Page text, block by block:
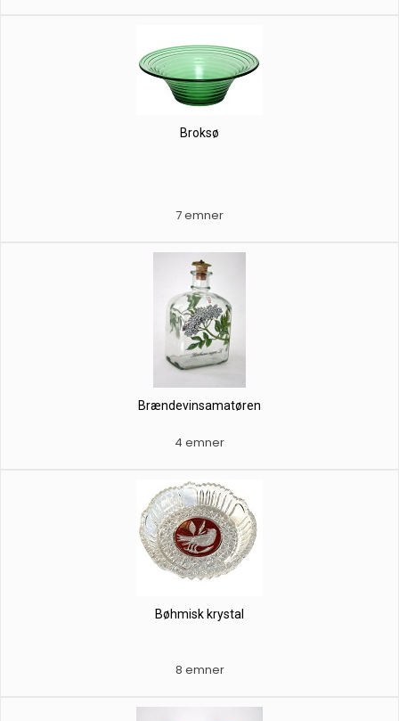
Broksø
7 emner
Brændevinsamatøren
4 emner
Bøhmisk krystal
8 emner